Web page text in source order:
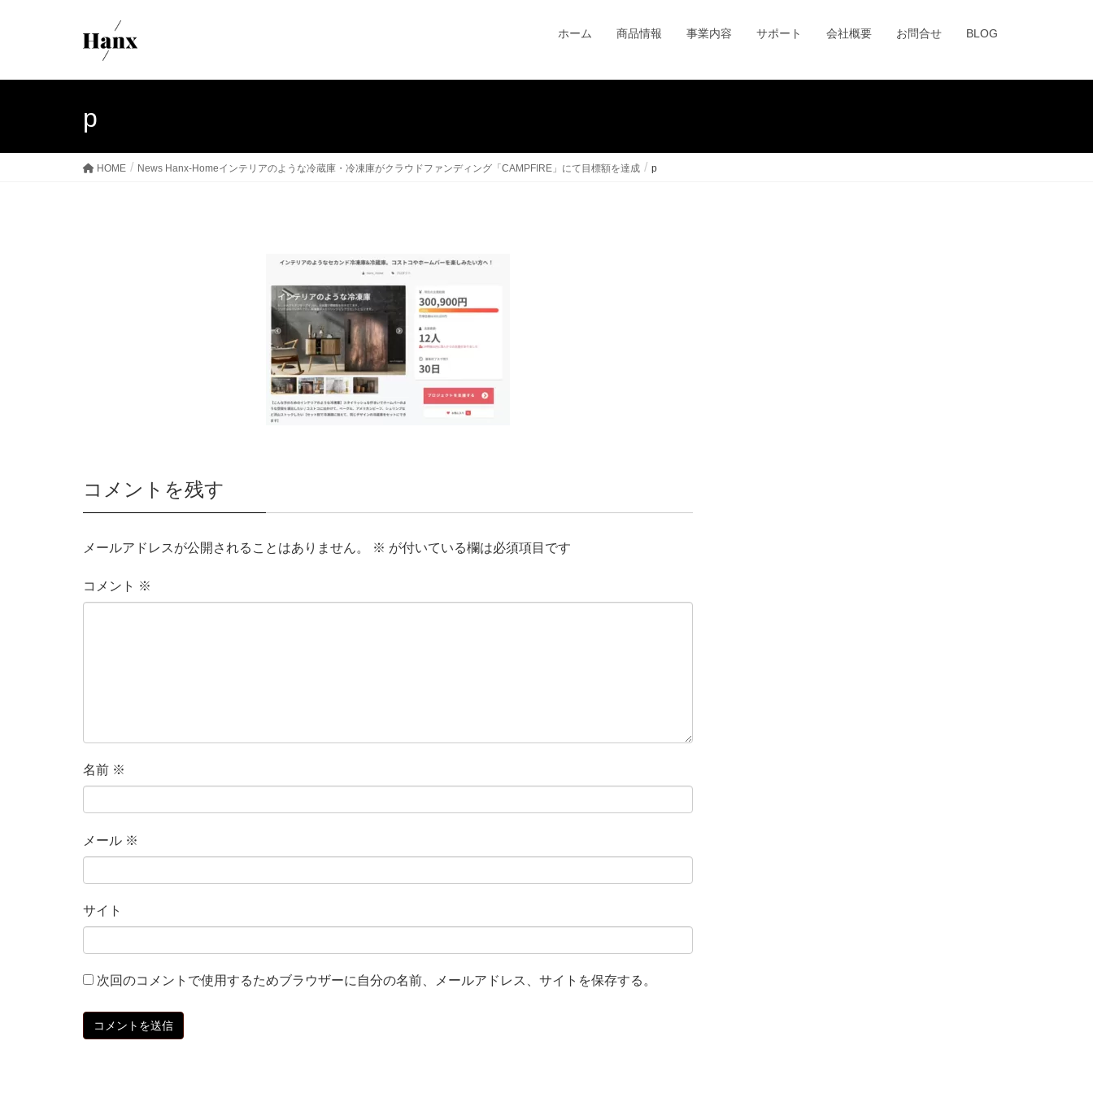
ホーム 商品情報 事業内容 サポート 会社概要 お問合せ BLOG
p
HOME News Hanx-Homeインテリアのような冷蔵庫・冷凍庫がクラウドファンディング「CAMPFIRE」にて目標額を達成 p
コメントを残す
メールアドレスが公開されることはありません。 ※ が付いている欄は必須項目です
コメント ※
名前 ※
メール ※
サイト
次回のコメントで使用するためブラウザーに自分の名前、メールアドレス、サイトを保存する。